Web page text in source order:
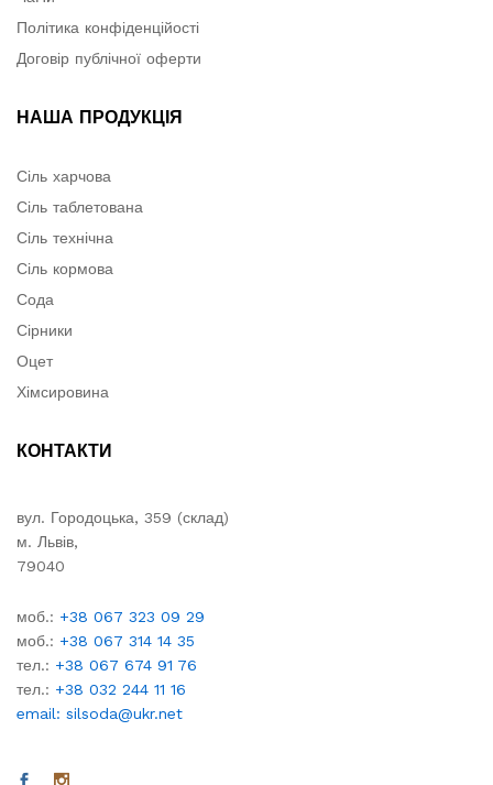
Політика конфіденційості
Договір публічної оферти
НАША ПРОДУКЦІЯ
Сіль харчова
Сіль таблетована
Сіль технічна
Сіль кормова
Сода
Сірники
Оцет
Хімсировина
КОНТАКТИ
вул. Городоцька, 359 (склад)
м. Львів,
79040
моб.: +38 067 323 09 29
моб.: +38 067 314 14 35
тел.: +38 067 674 91 76
тел.: +38 032 244 11 16
email: silsoda@ukr.net